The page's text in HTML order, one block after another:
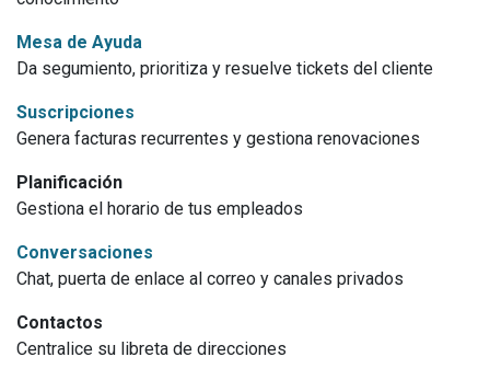
Mesa de Ayuda
Da segumiento, prioritiza y resuelve tickets del cliente
Suscripciones
Genera facturas recurrentes y gestiona renovaciones
Planificación
Gestiona el horario de tus empleados
Conversaciones
Chat, puerta de enlace al correo y canales privados
Contactos
Centralice su libreta de direcciones